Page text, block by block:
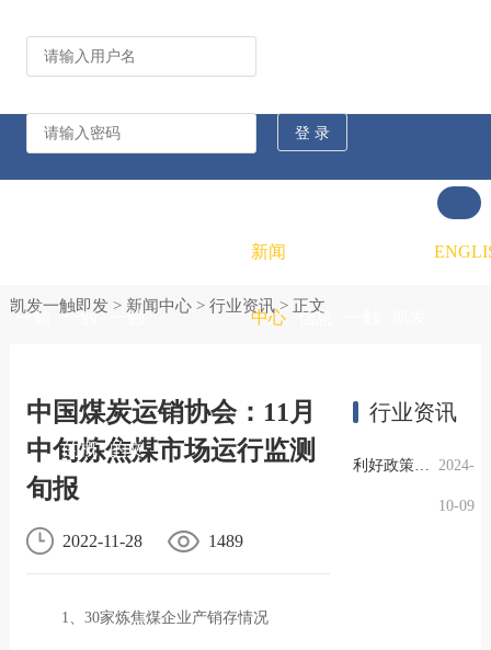
一触 一触
的概
一触
的文
新闻
中心 信息
凯发一触即发> 新闻中心> 行业资讯> 正文
中国煤炭运销协会：11月
中旬炼焦煤市场运行监测
旬报
2022-11-28 1489
1、30家炼焦煤企业产销存情况
行业资讯
利好政策提振钢市信心，四季度行业需求或小幅上升 2024-
10-09